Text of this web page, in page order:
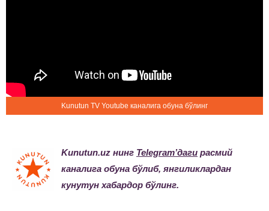
Kunutun TV Youtube каналига обуна бўлинг
Kunutun.uz нинг Telegram’даги расмий
каналига обуна бўлиб, янгиликлардан
кунутун хабардор бўлинг.